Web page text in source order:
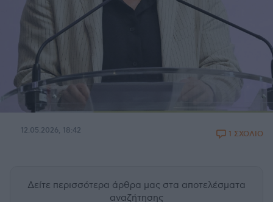
12.05.2026, 18:42 1 ΣΧΟΛΙΟ
Δείτε περισσότερα άρθρα μας στα αποτελέσματα
αναζήτησης